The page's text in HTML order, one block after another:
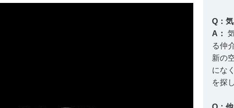
Q：
A：
る仲
新の
にな
を探